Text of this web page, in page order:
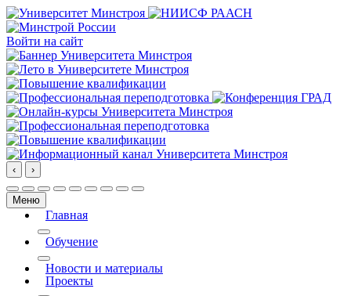
Войти на сайт
‹ ›
Меню
Главная
More about: Главная
Обучение
More about: Обучение
Новости и материалы
Проекты